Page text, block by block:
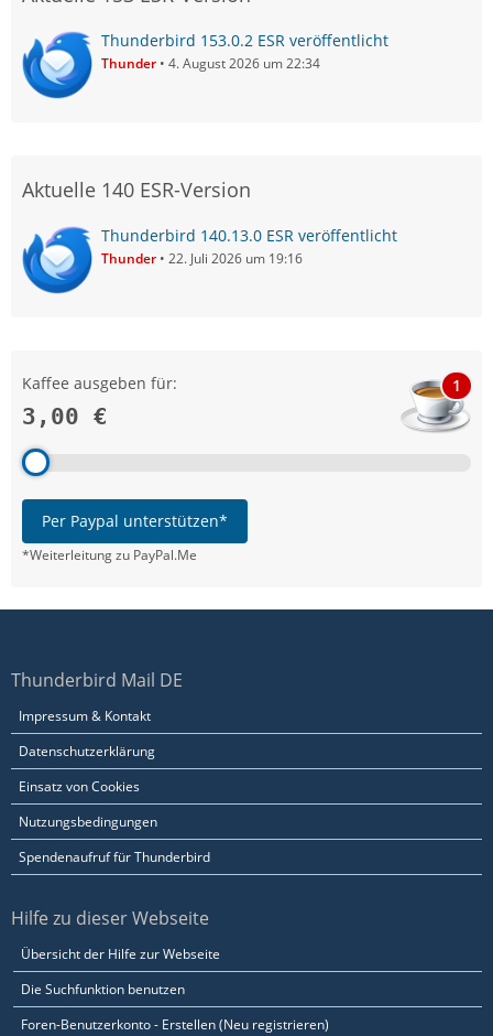
Thunderbird 153.0.2 ESR veröffentlicht
Thunder 4. August 2026 um 22:34
Aktuelle 140 ESR-Version
Thunderbird 140.13.0 ESR veröffentlicht
Thunder 22. Juli 2026 um 19:16
Kaffee ausgeben für:
3,00 €
1
Per Paypal unterstützen*
*Weiterleitung zu PayPal.Me
Thunderbird Mail DE
Impressum & Kontakt
Datenschutzerklärung
Einsatz von Cookies
Nutzungsbedingungen
Spendenaufruf für Thunderbird
Hilfe zu dieser Webseite
Übersicht der Hilfe zur Webseite
Die Suchfunktion benutzen
Foren-Benutzerkonto - Erstellen (Neu registrieren)